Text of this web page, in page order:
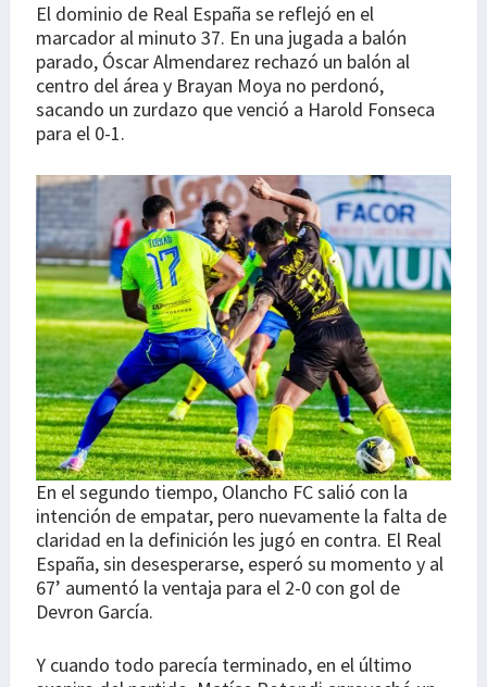
El dominio de Real España se reflejó en el
marcador al minuto 37. En una jugada a balón
parado, Óscar Almendarez rechazó un balón al
centro del área y Brayan Moya no perdonó,
sacando un zurdazo que venció a Harold Fonseca
para el 0-1.
En el segundo tiempo, Olancho FC salió con la
intención de empatar, pero nuevamente la falta de
claridad en la definición les jugó en contra. El Real
España, sin desesperarse, esperó su momento y al
67’ aumentó la ventaja para el 2-0 con gol de
Devron García.
Y cuando todo parecía terminado, en el último